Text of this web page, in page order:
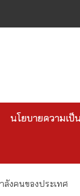
นโยบายความเป็
งคนของประเทศ